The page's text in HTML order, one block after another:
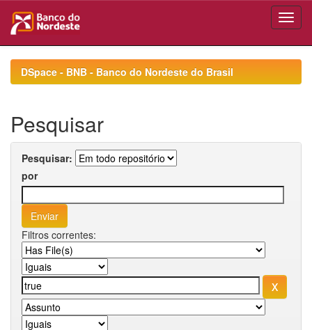
navigationDSpace - BNB - Banco do Nordeste do Brasil
Pesquisar
Pesquisar:
por
Filtros correntes: